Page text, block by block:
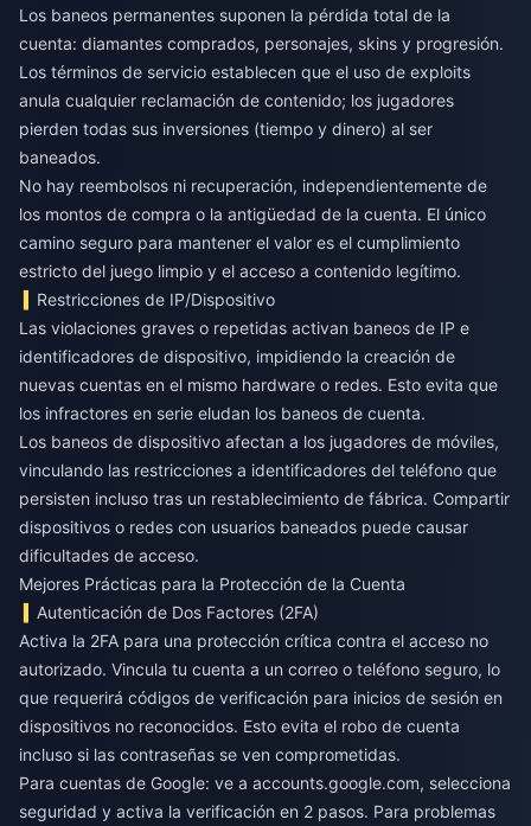
Los baneos permanentes suponen la pérdida total de la
cuenta: diamantes comprados, personajes, skins y progresión.
Los términos de servicio establecen que el uso de exploits
anula cualquier reclamación de contenido; los jugadores
pierden todas sus inversiones (tiempo y dinero) al ser
baneados.
No hay reembolsos ni recuperación, independientemente de
los montos de compra o la antigüedad de la cuenta. El único
camino seguro para mantener el valor es el cumplimiento
estricto del juego limpio y el acceso a contenido legítimo.
Restricciones de IP/Dispositivo
Las violaciones graves o repetidas activan baneos de IP e
identificadores de dispositivo, impidiendo la creación de
nuevas cuentas en el mismo hardware o redes. Esto evita que
los infractores en serie eludan los baneos de cuenta.
Los baneos de dispositivo afectan a los jugadores de móviles,
vinculando las restricciones a identificadores del teléfono que
persisten incluso tras un restablecimiento de fábrica. Compartir
dispositivos o redes con usuarios baneados puede causar
dificultades de acceso.
Mejores Prácticas para la Protección de la Cuenta
Autenticación de Dos Factores (2FA)
Activa la 2FA para una protección crítica contra el acceso no
autorizado. Vincula tu cuenta a un correo o teléfono seguro, lo
que requerirá códigos de verificación para inicios de sesión en
dispositivos no reconocidos. Esto evita el robo de cuenta
incluso si las contraseñas se ven comprometidas.
Para cuentas de Google: ve a accounts.google.com, selecciona
seguridad y activa la verificación en 2 pasos. Para problemas